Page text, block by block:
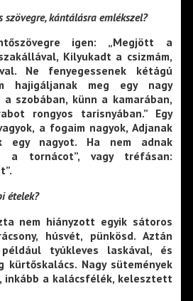
kántálásra emlékszel?
igen: „Megjött a
Kilyukadt a csizmám,
Ne fenyegessenek kétágú
hajigáljanak meg egy nagy
a szobában, künn a kamarában,
rongyos tarisnyában.” Egy
a fogaim nagyok, Adjanak
egy nagyot. Ha nem adnak
a tornácot”, vagy tréfásan:
ételek?
nem hiányzott egyik sátoros
húsvét, pünkösd. Aztán
tyúkleves laskával, és
kürtőskalács. Nagy sütemények
inkább a kalácsfélék, kelesztett